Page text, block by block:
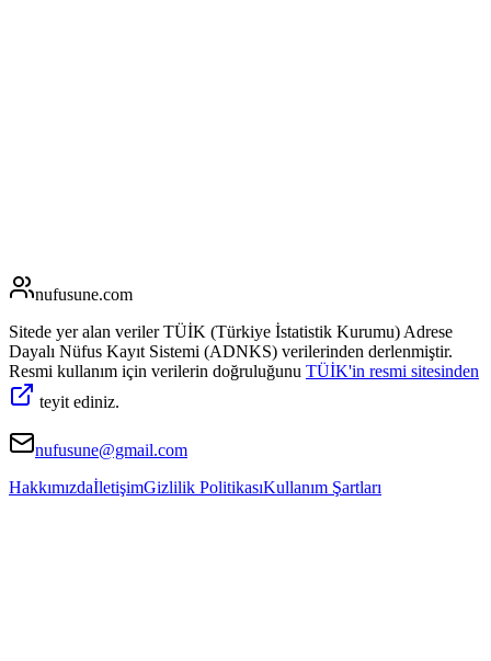
nufusune.com
Sitede yer alan veriler TÜİK (Türkiye İstatistik Kurumu) Adrese
Dayalı Nüfus Kayıt Sistemi (ADNKS) verilerinden derlenmiştir.
Resmi kullanım için verilerin doğruluğunu TÜİK'in resmi sitesinden
teyit ediniz.
nufusune@gmail.com
HakkımızdaİletişimGizlilik PolitikasıKullanım Şartları